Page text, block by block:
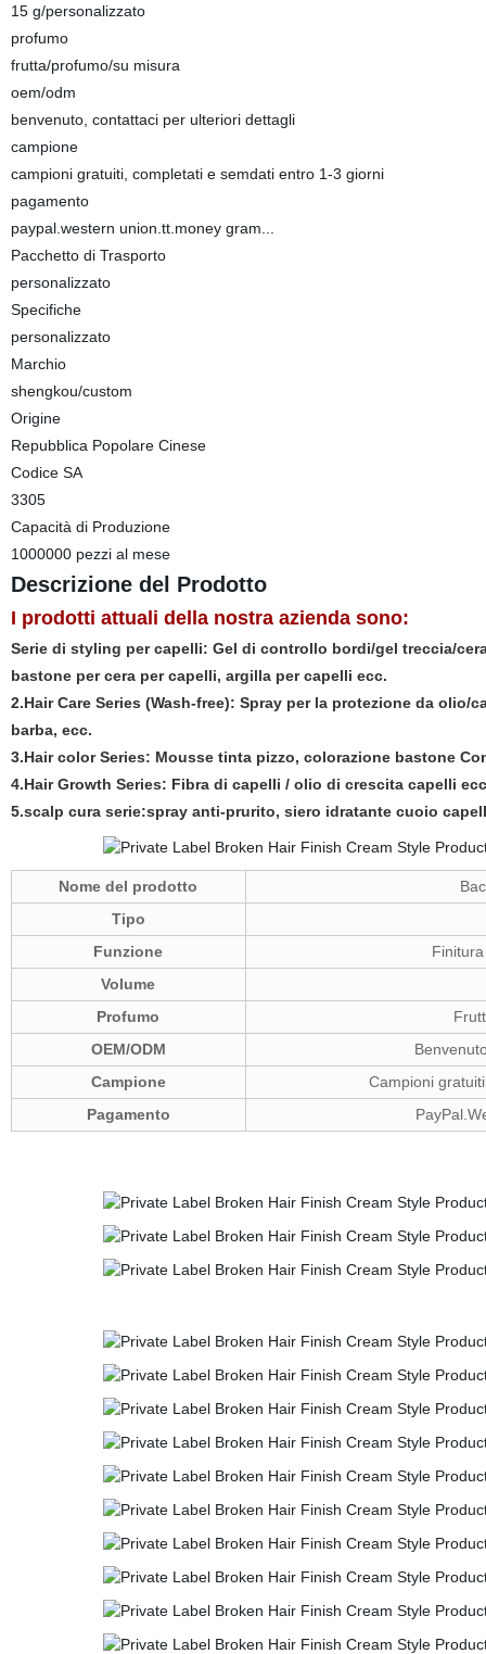
15 g/personalizzato
profumo
frutta/profumo/su misura
oem/odm
benvenuto, contattaci per ulteriori dettagli
campione
campioni gratuiti, completati e semdati entro 1-3 giorni
pagamento
paypal.western union.tt.money gram...
Pacchetto di Trasporto
personalizzato
Specifiche
personalizzato
Marchio
shengkou/custom
Origine
Repubblica Popolare Cinese
Codice SA
3305
Capacità di Produzione
1000000 pezzi al mese
Descrizione del Prodotto
I prodotti attuali della nostra azienda sono:
Serie di styling per capelli: Gel di controllo bordi/gel treccia/
bastone per cera per capelli, argilla per capelli ecc.
2.Hair Care Series (Wash-free): Spray per la protezione da
barba, ecc.
3.Hair color Series: Mousse tinta pizzo, colorazione bastone
4.Hair Growth Series: Fibra di capelli / olio di crescita capelli ecc
5.scalp cura serie:spray anti-prurito, siero idratante cuoio
Nome del prodotto
Tipo
Funzione
Volume
Profumo
OEM/ODM
Campione
Campioni
Pagamento